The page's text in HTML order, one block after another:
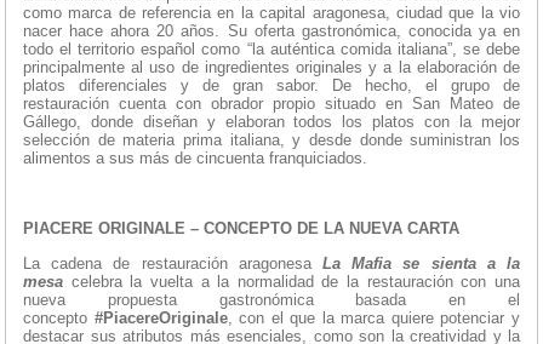
como marca de referencia en la capital aragonesa, ciudad que la vio
nacer hace ahora 20 años. Su oferta gastronómica, conocida ya en
todo el territorio español como “la auténtica comida italiana”, se debe
principalmente al uso de ingredientes originales y a la elaboración de
platos diferenciales y de gran sabor. De hecho, el grupo de
restauración cuenta con obrador propio situado en San Mateo de
Gállego, donde diseñan y elaboran todos los platos con la mejor
selección de materia prima italiana, y desde donde suministran los
alimentos a sus más de cincuenta franquiciados.
PIACERE ORIGINALE – CONCEPTO DE LA NUEVA CARTA
La cadena de restauración aragonesa La Mafia se sienta a la
mesa celebra la vuelta a la normalidad de la restauración con una
nueva propuesta gastronómica basada en el
concepto #PiacereOriginale, con el que la marca quiere potenciar y
destacar sus atributos más esenciales, como son la creatividad y la